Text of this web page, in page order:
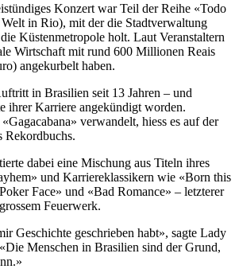
Konzert war Teil der Reihe «Todo
in Rio), mit der die Stadtverwaltung
Küstenmetropole holt. Laut Veranstaltern
Wirtschaft mit rund 600 Millionen Reais
angekurbelt haben.
in Brasilien seit 13 Jahren – und
ihrer Karriere angekündigt worden.
verwandelt, hiess es auf der
Rekordbuchs.
dabei eine Mischung aus Titeln ihres
und Karriereklassikern wie «Born this
Face» und «Bad Romance» – letzterer
Feuerwerk.
Geschichte geschrieben habt», sagte Lady
Menschen in Brasilien sind der Grund,